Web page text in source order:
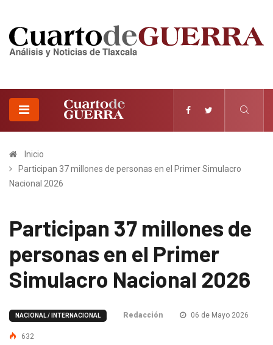
Inicio
Participan 37 millones de personas en el Primer Simulacro
Nacional 2026
Participan 37 millones de
personas en el Primer
Simulacro Nacional 2026
NACIONAL / INTERNACIONAL Redacción 06 de Mayo 2026
632